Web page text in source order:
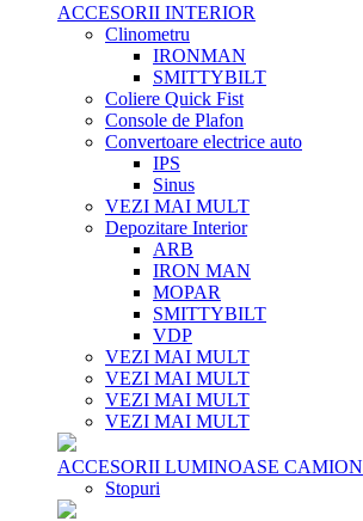
ACCESORII INTERIOR
Clinometru
IRONMAN
SMITTYBILT
Coliere Quick Fist
Console de Plafon
Convertoare electrice auto
IPS
Sinus
VEZI MAI MULT
Depozitare Interior
ARB
IRON MAN
MOPAR
SMITTYBILT
VDP
VEZI MAI MULT
VEZI MAI MULT
VEZI MAI MULT
VEZI MAI MULT
ACCESORII LUMINOASE CAMION
Stopuri